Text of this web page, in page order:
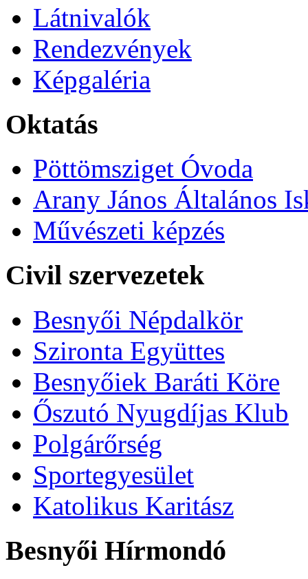
Látnivalók
Rendezvények
Képgaléria
Oktatás
Pöttömsziget Óvoda
Arany János Általános
Művészeti képzés
Civil szervezetek
Besnyői Népdalkör
Szironta Együttes
Besnyőiek Baráti Köre
Őszutó Nyugdíjas Klub
Polgárőrség
Sportegyesület
Katolikus Karitász
Besnyői Hírmondó